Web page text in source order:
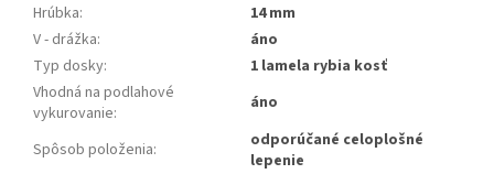
Hrúbka:
14 mm
V - drážka:
áno
Typ dosky:
1 lamela rybia kosť
Vhodná na podlahové
vykurovanie: áno
Spôsob položenia:
odporúčané celoplošné
lepenie